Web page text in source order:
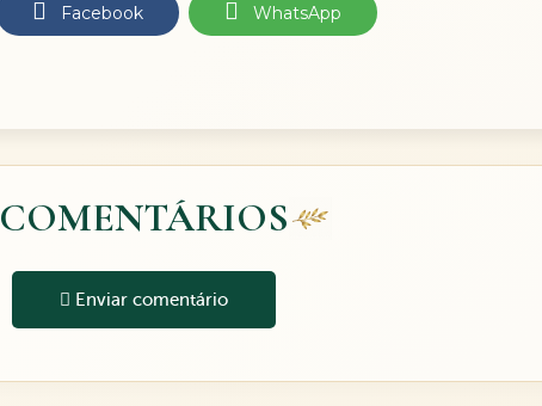
Facebook WhatsApp
COMENTÁRIOS
Enviar comentário